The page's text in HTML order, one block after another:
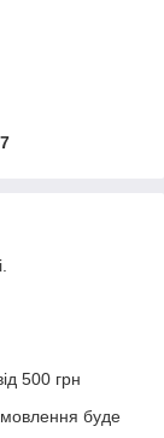
500 грн
буде